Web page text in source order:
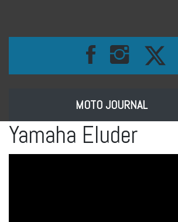
MOTO JOURNAL
Yamaha Eluder